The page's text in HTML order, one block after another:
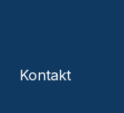
Kontakt